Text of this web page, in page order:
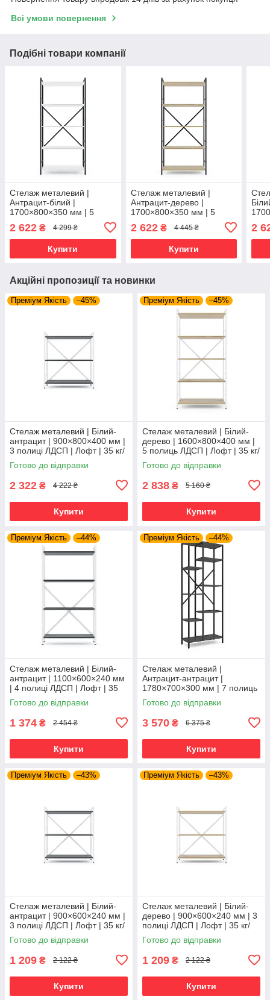
Всі умови повернення
Подібні товари компанії
Стелаж металевий |
Антрацит-білий |
1700×800×350 мм | 5
полиць ЛДСП | Лофт | 35
кг/полицю | для дому,
офісу та вітальні
2 622 ₴ 4 299 ₴
Купити
Стелаж металевий |
Антрацит-дерево |
1700×800×350 мм | 5
полиць ЛДСП | Лофт | 35
кг/полицю | для дому,
офісу та вітальні
2 622₴ 4 445 ₴
Купити
кг/
2
Акційні пропозиції та новинки
Преміум Якість –45%
Стелаж металевий | Білий-
антрацит | 900×800×400 мм |
3 полиці ЛДСП | Лофт | 35 кг/
полицю | для дому, офісу та
вітальні
Готово до відправки
2 322 ₴ 4 222 ₴
Купити
Преміум Якість –45%
Стелаж металевий | Білий-
дерево | 1600×800×400 мм |
5 полиць ЛДСП | Лофт | 35 кг/
полицю | для дому, офісу та
вітальні
Готово до відправки
2 838 ₴ 5 160 ₴
Купити
Преміум Якість –44%
Стелаж металевий | Білий-
антрацит | 1100×600×240 мм
| 4 полиці ЛДСП | Лофт | 35
кг/полицю | для дому, офісу
та вітальні
Готово до відправки
1 374 ₴ 2 454 ₴
Купити
Преміум Якість –44%
Стелаж металевий |
Антрацит-антрацит |
1780×700×300 мм | 7 полиць
ЛДСП | Лофт Каскад | 35 кг/
полицю | для дому, офісу та
Готово до відправки
3 570 ₴ 6 375 ₴
Купити
Преміум Якість –43%
Стелаж металевий | Білий-
антрацит | 900×600×240 мм |
3 полиці ЛДСП | Лофт | 35 кг/
полицю | для дому, офісу та
вітальні
Готово до відправки
1 209 ₴ 2 122 ₴
Купити
Преміум Якість –43%
Стелаж металевий | Білий-
дерево | 900×600×240 мм | 3
полиці ЛДСП | Лофт | 35 кг/
полицю | для дому, офісу та
вітальні
Готово до відправки
1 209 ₴ 2 122 ₴
Купити